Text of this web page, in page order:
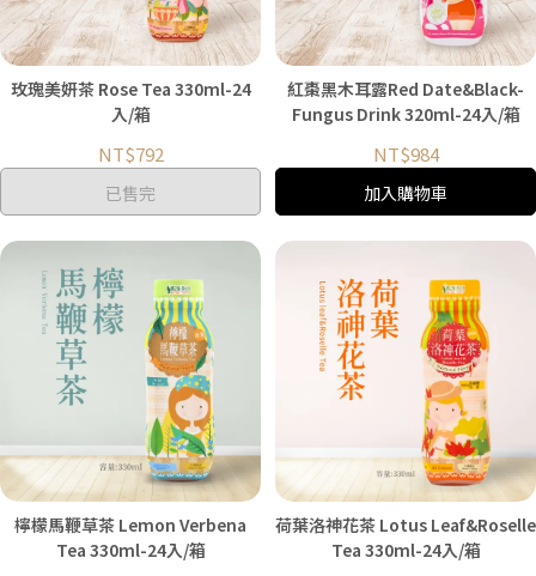
玫瑰美妍茶 Rose Tea 330ml-24
入/箱
NT$792
已售完
紅棗黑木耳露Red Date&Black-
Fungus Drink 320ml-24入/箱
NT$984
加入購物車
檸檬馬鞭草茶 Lemon Verbena
Tea 330ml-24入/箱
荷葉洛神花茶 Lotus Leaf&Roselle
Tea 330ml-24入/箱